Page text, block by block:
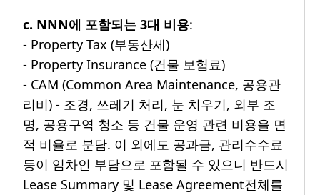
c. NNN에 포함되는 3대 비용:
- Property Tax (부동산세)
- Property Insurance (건물 보험료)
- CAM (Common Area Maintenance, 공용관
리비) - 조경, 쓰레기 처리, 눈 치우기, 외부 조
명, 공용구역 청소 등 건물 운영 관련 비용을 면
적 비율로 분담. 이 외에도 공과금, 관리수수료
등이 임차인 부담으로 포함될 수 있으니 반드시
Lease Summary 및 Lease Agreement전체를